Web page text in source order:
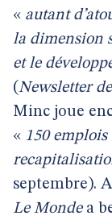
« autant
la dimension
et le
(Newsletter
Minc joue
« 150
septembre).
Le Monde a